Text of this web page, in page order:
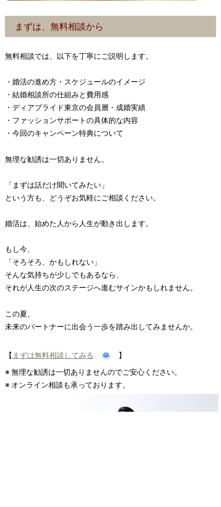
まずは、無料相談から
無料相談では、以下を丁寧にご説明します。
・婚活の進め方・スケジュールのイメージ
・結婚相談所の仕組みと費用感
・ディアブライド東京の会員層・成婚実績
・ファッションサポートの具体的な内容
・今回のキャンペーン特典について
無理な勧誘は一切ありません。
「まずは話だけ聞いてみたい」
という方も、どうぞお気軽にご相談ください。
婚活は、始めた人から人生が動き出します。
もし今、
「そろそろ、かもしれない」
そんな気持ちが少しでもあるなら、
それが人生の次のステージへ進むサインかもしれません。
この夏、
未来のパートナーに出会う一歩を踏み出してみませんか。
【 まずは無料相談してみる
】
※ 無理な勧誘は一切ありませんのでご安心ください。
※ オンライン相談も承っております。